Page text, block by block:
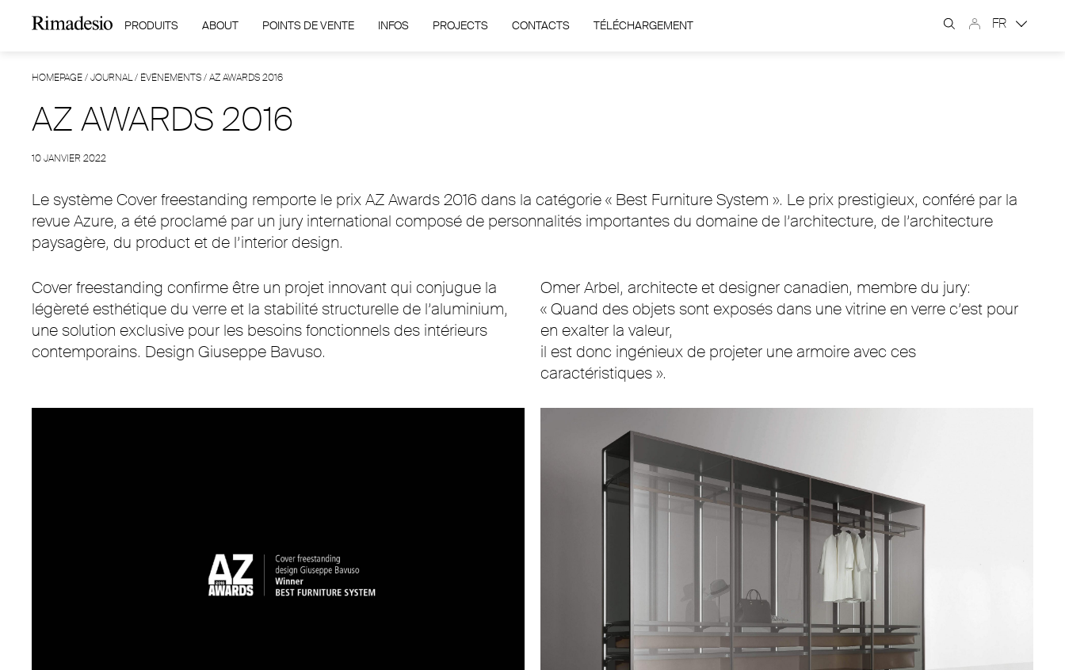
PRODUITS ABOUT POINTS DE VENTE INFOS PROJECTS CONTACTS TÉLÉCHARGEMENT FR
HOMEPAGE/JOURNAL/ ÉVÉNEMENTS/AZ AWARDS 2016
AZ AWARDS 2016
10 JANVIER 2022
Le système Cover freestanding remporte le prix AZ Awards 2016 dans la catégorie « Best Furniture System ». Le prix prestigieux, conféré par la
revue Azure, a été proclamé par un jury international composé de personnalités importantes du domaine de l’architecture, de l’architecture
paysagère, du product et de l’interior design.
Cover freestanding confirme être un projet innovant qui conjugue la
légèreté esthétique du verre et la stabilité structurelle de l’aluminium,
une solution exclusive pour les besoins fonctionnels des intérieurs
contemporains. Design Giuseppe Bavuso.
Omer Arbel, architecte et designer canadien, membre du jury:
« Quand des objets sont exposés dans une vitrine en verre c’est pour
en exalter la valeur,
il est donc ingénieux de projeter une armoire avec ces
caractéristiques ».